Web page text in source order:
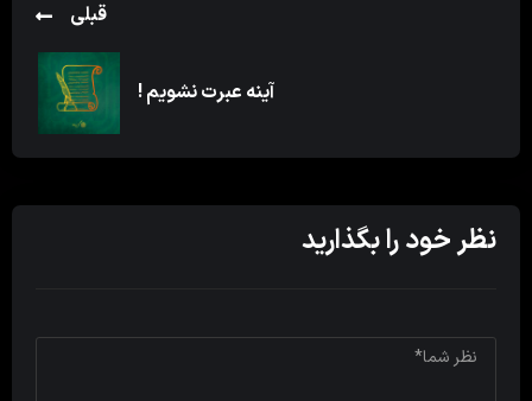
قبلی
آینه عبرت نشویم !
نظر خود را بگذارید